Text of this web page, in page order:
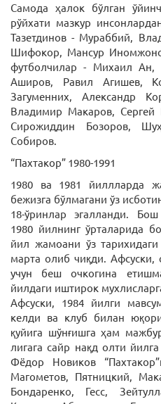
Самода ҳалок бўлган
рўйхати мазкур
Тазетдинов - Мураббий,
Шифокор, Мансур
футболчилар - Михаил
Аширов, Равил Агишев,
Загуменних, Александр
Владимир Макаров, Сергей
Сирожиддин Бозоров,
Собиров.
“Пахтакор” 1980-1991
1980 ва 1981 йиллларда
бежизга бўлмагани ўз
18-ўринлар эгалланди.
1980 йилнинг ўрталарида
йил жамоани ўз
марта олиб чиқди. Афсуски,
учун беш очкогина
йилдаги иштирок
Афсуски, 1984 йилги
келди ва клуб билан юқори
қуйига шўнғишга ҳам
лигага сайр нақд олти
Фёдор Новиков
Магометов, Пятницкий,
Бондаренко, Гесс,